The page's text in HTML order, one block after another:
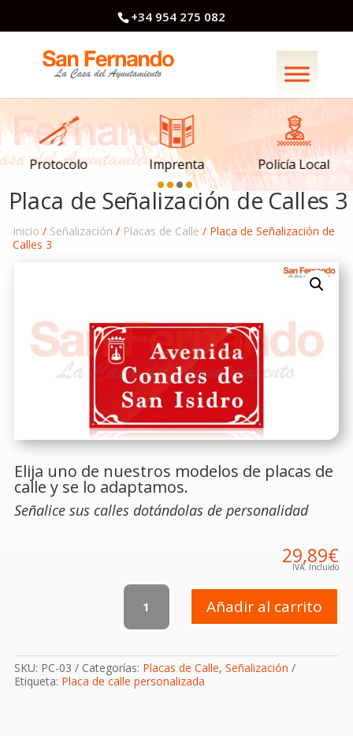
+34 954 275 082
Protocolo Imprenta Policía Local
Placa de Señalización de Calles 3
Inicio / Señalización / Placas de Calle / Placa de Señalización de
Calles 3
Elija uno de nuestros modelos de placas de
calle y se lo adaptamos.
Señalice sus calles dotándolas de personalidad
29,89€
IVA. Incluido
Placa
Señalización
de
3
cantidad
Añadir al carrito
SKU: PC-03 Categorías: Placas de Calle, Señalización
Etiqueta: Placa de calle personalizada